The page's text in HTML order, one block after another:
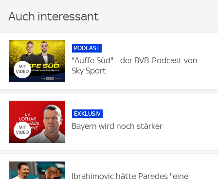
Auch interessant
PODCAST
"Auffe Süd" - der BVB-Podcast von
Sky Sport
EXKLUSIV
Bayern wird noch stärker
Ibrahimovic hätte Paredes "eine